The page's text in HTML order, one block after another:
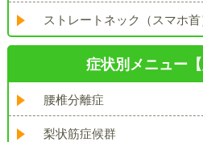
ストレートネック（スマホ首
症状別メニュー【
腰椎分離症
梨状筋症候群